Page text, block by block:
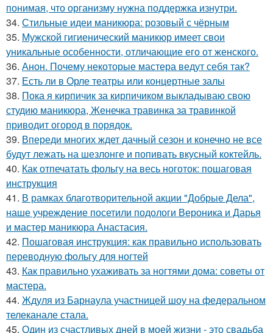
понимая, что организму нужна поддержка изнутри.
34. Стильные идеи маникюра: розовый с чёрным
35. Мужской гигиенический маникюр имеет свои
уникальные особенности, отличающие его от женского.
36. Анон. Почему некоторые мастера ведут себя так?
37. Есть ли в Орле театры или концертные залы
38. Пока я кирпичик за кирпичиком выкладываю свою
студию маникюра, Женечка травинка за травинкой
приводит огород в порядок.
39. Впереди многих ждет дачный сезон и конечно не все
будут лежать на шезлонге и попивать вкусный коктейль.
40. Как отпечатать фольгу на весь ноготок: пошаговая
инструкция
41. В рамках благотворительной акции "Добрые Дела",
наше учреждение посетили подологи Вероника и Дарья
и мастер маникюра Анастасия.
42. Пошаговая инструкция: как правильно использовать
переводную фольгу для ногтей
43. Как правильно ухаживать за ногтями дома: советы от
мастера.
44. Ждуля из Барнаула участницей шоу на федеральном
телеканале стала.
45. Один из счастливых дней в моей жизни - это свадьба